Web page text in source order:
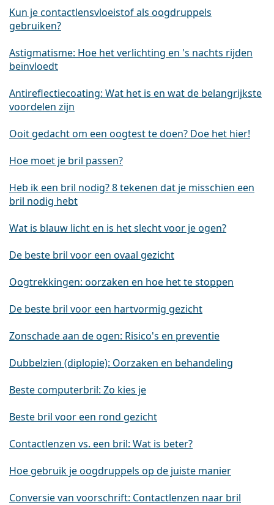
Kun je contactlensvloeistof als oogdruppels
gebruiken?
Astigmatisme: Hoe het verlichting en 's nachts rijden
beïnvloedt
Antireflectiecoating: Wat het is en wat de belangrijkste
voordelen zijn
Ooit gedacht om een oogtest te doen? Doe het hier!
Hoe moet je bril passen?
Heb ik een bril nodig? 8 tekenen dat je misschien een
bril nodig hebt
Wat is blauw licht en is het slecht voor je ogen?
De beste bril voor een ovaal gezicht
Oogtrekkingen: oorzaken en hoe het te stoppen
De beste bril voor een hartvormig gezicht
Zonschade aan de ogen: Risico's en preventie
Dubbelzien (diplopie): Oorzaken en behandeling
Beste computerbril: Zo kies je
Beste bril voor een rond gezicht
Contactlenzen vs. een bril: Wat is beter?
Hoe gebruik je oogdruppels op de juiste manier
Conversie van voorschrift: Contactlenzen naar bril